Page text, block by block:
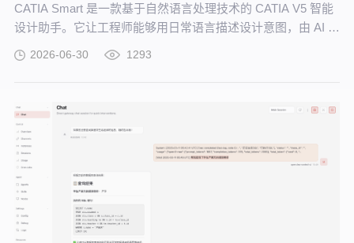
CATIA Smart 是一款基于自然语言处理技术的 CATIA V5 智能
设计助手。它让工程师能够用日常语言描述设计意图，由 AI 自
2026-06-30 1293